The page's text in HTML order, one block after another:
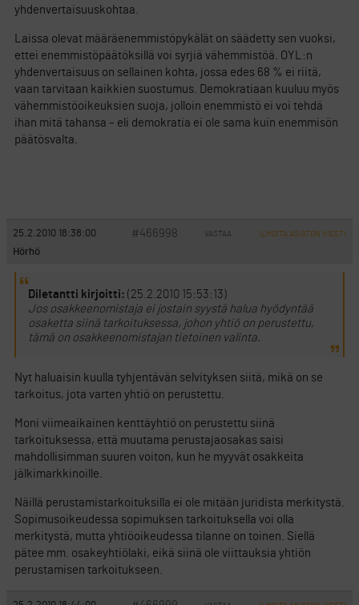
yhdenvertaisuuskohtaa.
Laissa olevat määräenemmistöpykälät on säädetty sen vuoksi,
ettei enemmistöpäätöksillä voi syrjiä vähemmistöä. OYL:n
yhdenvertaisuus on sellainen kohta, jossa edes 68 % ei riitä,
vaan tarvitaan kaikkien suostumus. Demokratiaan kuuluu myös
vähemmistöoikeuksien suoja, jolloin enemmistö ei voi tehdä
ihan mitä tahansa – eli demokratia ei ole sama kuin enemmisön
päätösvalta.
25.2.2010 18:38:00 #466998 VASTAA ILMOITA ASIATON VIESTI
Hörhö
Diletantti kirjoitti: (25.2.2010 15:53:13)
Jos osakkeenomistaja ei jostain syystä halua hyödyntää
osaketta siinä tarkoituksessa, johon yhtiö on perustettu,
tämä on osakkeenomistajan tietoinen valinta.
Nyt haluaisin kuulla tyhjentävän selvityksen siitä, mikä on se
tarkoitus, jota varten yhtiö on perustettu.
Moni viimeaikainen kenttäyhtiö on perustettu siinä
tarkoituksessa, että muutama perustajaosakas saisi
mahdollisimman suuren voiton, kun he myyvät osakkeita
jälkimarkkinoille.
Näillä perustamistarkoituksilla ei ole mitään juridista merkitystä.
Sopimusoikeudessa sopimuksen tarkoituksella voi olla
merkitystä, mutta yhtiöoikeudessa tilanne on toinen. Siellä
pätee mm. osakeyhtiölaki, eikä siinä ole viittauksia yhtiön
perustamisen tarkoitukseen.